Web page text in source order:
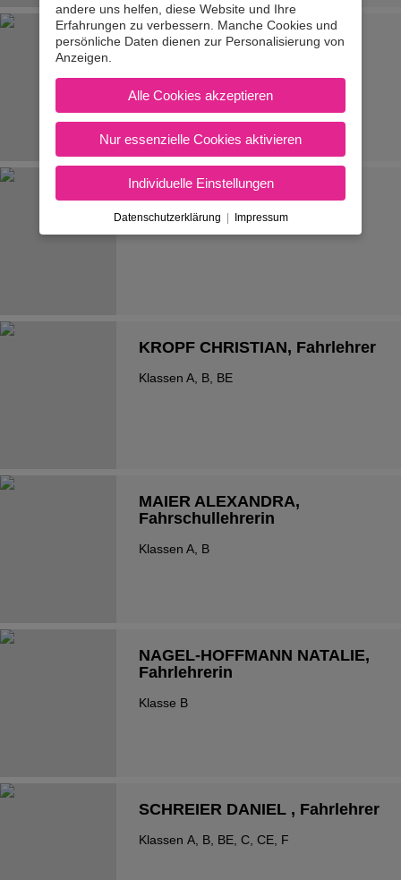
KAPLAN MUHAMMED,
KILIC ÖZTÜRK, Fahrlehrer
Klasse B
KROPF CHRISTIAN, Fahrlehrer
Klassen A, B, BE
MAIER ALEXANDRA,
Fahrschullehrerin
Klassen A, B
NAGEL-HOFFMANN NATALIE,
Fahrlehrerin
Klasse B
SCHREIER DANIEL , Fahrlehrer
Klassen A, B, BE, C, CE, F
andere uns helfen, diese Website und Ihre
Erfahrungen zu verbessern. Manche Cookies und
persönliche Daten dienen zur Personalisierung von
Anzeigen.
Alle Cookies akzeptieren
Nur essenzielle Cookies aktivieren
Individuelle Einstellungen
Datenschutzerklärung Impressum